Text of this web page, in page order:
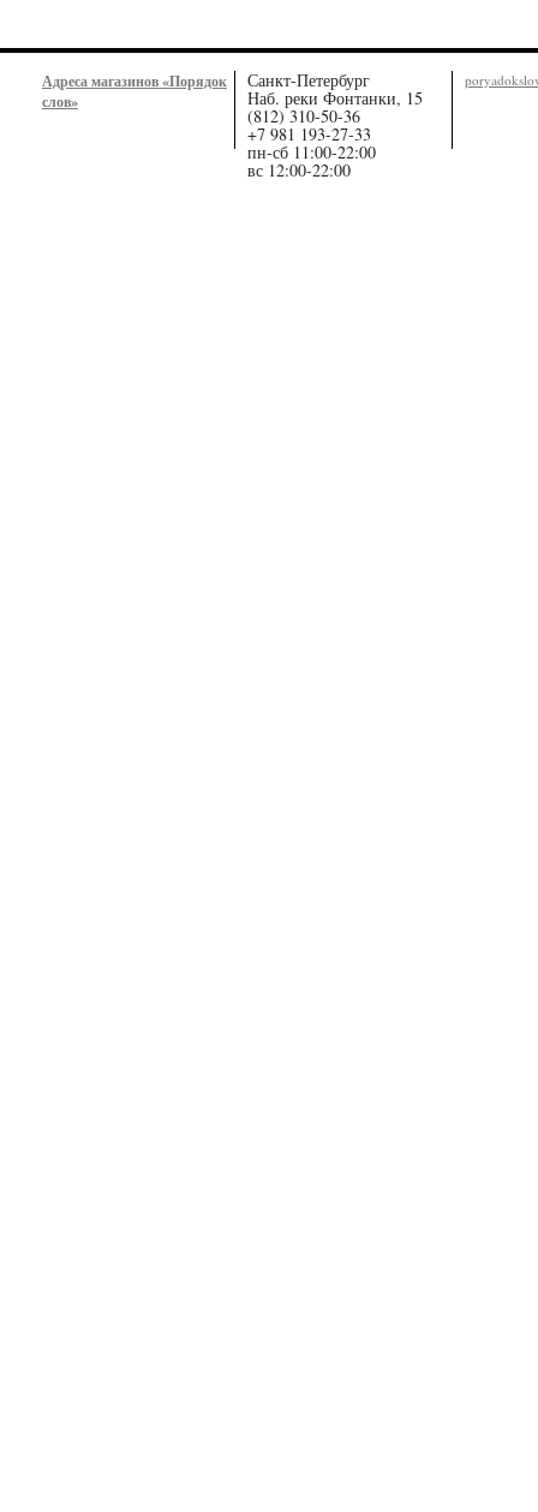
Адреса магазинов «Порядок
слов»
Санкт-Петербург
Наб. реки Фонтанки, 15
(812) 310-50-36
+7 981 193-27-33
пн-сб 11:00-22:00
вс 12:00-22:00